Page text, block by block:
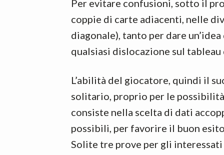
Per evitare confusioni, sotto il
coppie di carte adiacenti, nelle
diagonale), tanto per dare
qualsiasi dislocazione sul
L’abilità del giocatore, quindi il
solitario, proprio per le
consiste nella scelta di dati
possibili, per favorire il buon
Solite tre prove per gli interessati